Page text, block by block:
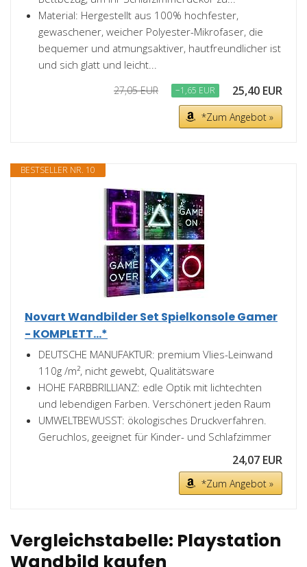
Material: Hergestellt aus 100% hochfester,
gewaschener, weicher Polyester-Mikrofaser, die
bequemer und atmungsaktiver, hautfreundlicher ist
und sich glatt und leicht...
27,05 EUR −1,65 EUR 25,40 EUR
*Zum Angebot »
BESTSELLER NR. 10
Novart Wandbilder Set Spielkonsole Gamer
- KOMPLETT...*
DEUTSCHE MANUFAKTUR: premium Vlies-Leinwand
110g /m², nicht gewebt, Qualitätsware
HOHE FARBBRILLIANZ: edle Optik mit lichtechten
und lebendigen Farben. Verschönert jeden Raum
UMWELTBEWUSST: ökologisches Druckverfahren.
Geruchlos, geeignet für Kinder- und Schlafzimmer
24,07 EUR
*Zum Angebot »
Vergleichstabelle: Playstation
Wandbild kaufen